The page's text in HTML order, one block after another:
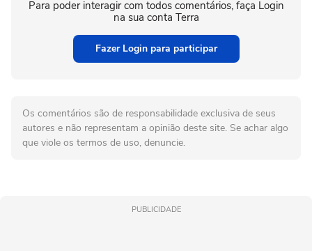
Para poder interagir com todos comentários, faça Login
na sua conta Terra
Fazer Login para participar
Os comentários são de responsabilidade exclusiva de seus
autores e não representam a opinião deste site. Se achar algo
que viole os termos de uso, denuncie.
PUBLICIDADE